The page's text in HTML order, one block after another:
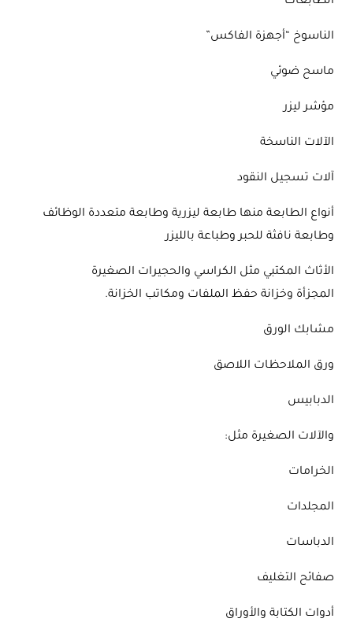
الناسوخ “أجهزة الفاكس”
ماسح ضوئي
مؤشر ليزر
الآلات الناسخة
آلات تسجيل النقود
أنواع الطابعة منها طابعة ليزرية وطابعة متعددة الوظائف
وطابعة نافثة للحبر وطباعة بالليزر
الأثاث المكتبي مثل الكراسي والحجيرات الصغيرة
المجزأة وخزانة حفظ الملفات ومكاتب الخزانة.
مشابك الورق
ورق الملاحظات اللاصق
الدبابيس
والآلات الصغيرة مثل:
الخرامات
المجلدات
الدباسات
صفائح التغليف
أدوات الكتابة والأوراق